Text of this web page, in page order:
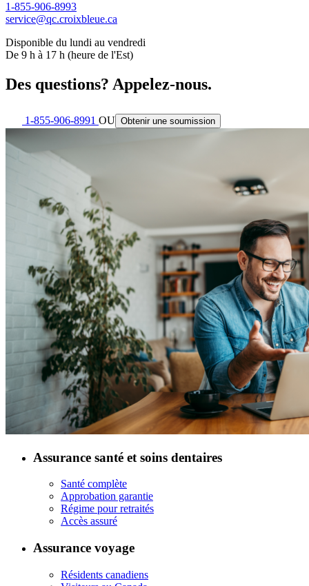
1-855-906-8993
service@qc.croixbleue.ca
Disponible du lundi au vendredi
De 9 h à 17 h (heure de l'Est)
Des questions? Appelez-nous.
1-855-906-8991 OU Obtenir une soumission
Assurance santé et soins dentaires
Santé complète
Approbation garantie
Régime pour retraités
Accès assuré
Assurance voyage
Résidents canadiens